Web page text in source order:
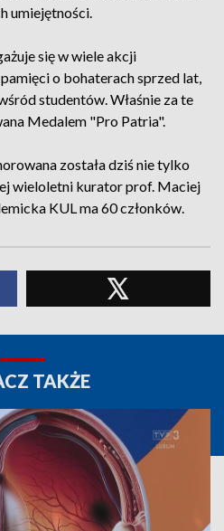
umiejętności.
się w wiele akcji
o bohaterach sprzed lat,
studentów. Właśnie za te
Medalem "Pro Patria".
została dziś nie tylko
wieloletni kurator prof. Maciej
KUL ma 60 członków.
TAKŻE